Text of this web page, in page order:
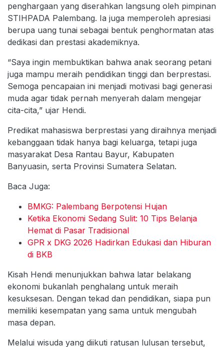
penghargaan yang diserahkan langsung oleh pimpinan
STIHPADA Palembang. Ia juga memperoleh apresiasi
berupa uang tunai sebagai bentuk penghormatan atas
dedikasi dan prestasi akademiknya.
“Saya ingin membuktikan bahwa anak seorang petani
juga mampu meraih pendidikan tinggi dan berprestasi.
Semoga pencapaian ini menjadi motivasi bagi generasi
muda agar tidak pernah menyerah dalam mengejar
cita-cita,” ujar Hendi.
Predikat mahasiswa berprestasi yang diraihnya menjadi
kebanggaan tidak hanya bagi keluarga, tetapi juga
masyarakat Desa Rantau Bayur, Kabupaten
Banyuasin, serta Provinsi Sumatera Selatan.
Baca Juga:
BMKG: Palembang Berpotensi Hujan
Ketika Ekonomi Sedang Sulit: 10 Tips Belanja
Hemat di Pasar Tradisional
GPR x DKG 2026 Hadirkan Edukasi dan Hiburan
di BKB
Kisah Hendi menunjukkan bahwa latar belakang
ekonomi bukanlah penghalang untuk meraih
kesuksesan. Dengan tekad dan pendidikan, siapa pun
memiliki kesempatan yang sama untuk mengubah
masa depan.
Melalui wisuda yang diikuti ratusan lulusan tersebut,